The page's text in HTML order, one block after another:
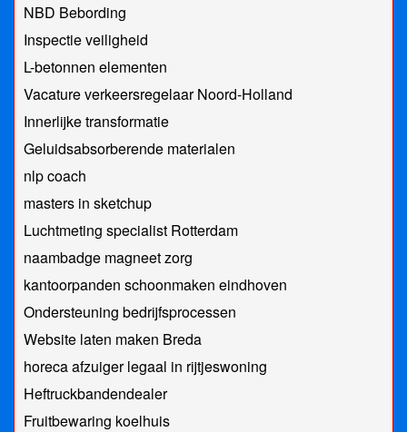
NBD Bebording
Inspectie veiligheid
L-betonnen elementen
Vacature verkeersregelaar Noord-Holland
Innerlijke transformatie
Geluidsabsorberende materialen
nlp coach
masters in sketchup
Luchtmeting specialist Rotterdam
naambadge magneet zorg
kantoorpanden schoonmaken eindhoven
Ondersteuning bedrijfsprocessen
Website laten maken Breda
horeca afzuiger legaal in rijtjeswoning
Heftruckbandendealer
Fruitbewaring koelhuis